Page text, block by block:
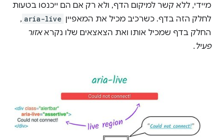
מיידי, ללא קשר למיקום הדף, ולא רק אם הם ייכנסו בטעות
לחלק הזה בדף. כשרכיב מכיל את המאפיין aria-live
,
החלק בדף שמכיל אותו ואת הצאצאים שלו נקראאזור
פעיל .